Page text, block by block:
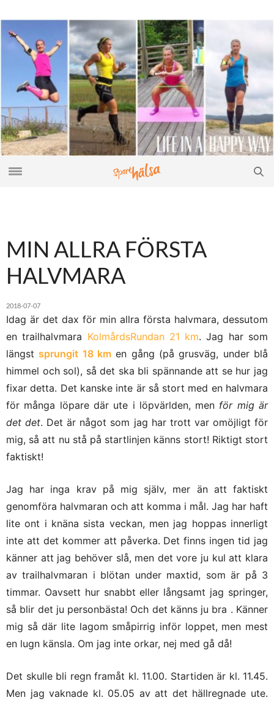
MIN ALLRA FÖRSTA
HALVMARA
2018-07-07
Idag är det dax för min allra första halvmara, dessutom
en trailhalvmara KolmårdsRundan 21 km. Jag har som
längst sprungit 18 km en gång (på grusväg, under blå
himmel och sol), så det ska bli spännande att se hur jag
fixar detta. Det kanske inte är så stort med en halvmara
för många löpare där ute i löpvärlden, men för mig är
det det. Det är något som jag har trott var omöjligt för
mig, så att nu stå på startlinjen känns stort! Riktigt stort
faktiskt!
Jag har inga krav på mig själv, mer än att faktiskt
genomföra halvmaran och att komma i mål. Jag har haft
lite ont i knäna sista veckan, men jag hoppas innerligt
inte att det kommer att påverka. Det finns ingen tid jag
känner att jag behöver slå, men det vore ju kul att klara
av trailhalvmaran i blötan under maxtid, som är på 3
timmar. Oavsett hur snabbt eller långsamt jag springer,
så blir det ju personbästa! Och det känns ju bra . Känner
mig så där lite lagom småpirrig inför loppet, men mest
en lugn känsla. Om jag inte orkar, nej med gå då!
Det skulle bli regn framåt kl. 11.00. Startiden är kl. 11.45.
Men jag vaknade kl. 05.05 av att det hällregnade ute.